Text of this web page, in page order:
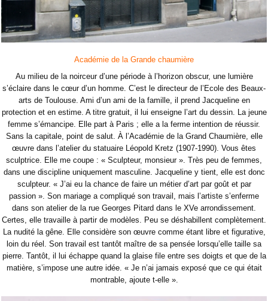
Académie de la Grande chaumière
Au milieu de la noirceur d’une période à l’horizon obscur, une lumière
s’éclaire dans le cœur d’un homme. C’est le directeur de l’Ecole des Beaux-
arts de Toulouse. Ami d’un ami de la famille, il prend Jacqueline en
protection et en estime. A titre gratuit, il lui enseigne l’art du dessin. La jeune
femme s’émancipe. Elle part à Paris ; elle a la ferme intention de réussir.
Sans la capitale, point de salut. À l’Académie de la Grand Chaumière, elle
œuvre dans l’atelier du statuaire Léopold Kretz (1907-1990). Vous êtes
sculptrice. Elle me coupe : « Sculpteur, monsieur ». Très peu de femmes,
dans une discipline uniquement masculine. Jacqueline y tient, elle est donc
sculpteur. « J’ai eu la chance de faire un métier d’art par goût et par
passion ». Son mariage a compliqué son travail, mais l’artiste s’enferme
dans son atelier de la rue Georges Pitard dans le XVe arrondissement.
Certes, elle travaille à partir de modèles. Peu se déshabillent complètement.
La nudité la gêne. Elle considère son œuvre comme étant libre et figurative,
loin du réel. Son travail est tantôt maître de sa pensée lorsqu’elle taille sa
pierre. Tantôt, il lui échappe quand la glaise file entre ses doigts et que de la
matière, s’impose une autre idée. « Je n’ai jamais exposé que ce qui était
montrable, ajoute t-elle ».